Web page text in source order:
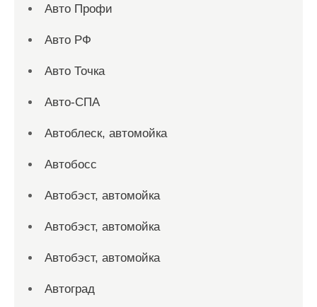
Авто Профи
Авто РФ
Авто Точка
Авто-СПА
Автоблеск, автомойка
Автобосс
Автобэст, автомойка
Автобэст, автомойка
Автобэст, автомойка
Автоград